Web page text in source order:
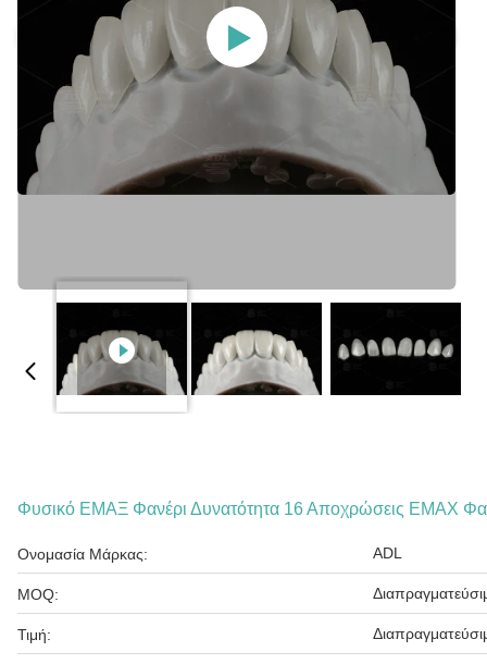
Φυσικό ΕΜΑΞ Φανέρι Δυνατότητα 16 Αποχρώσεις ΕΜΑΧ
Ονομασία Μάρκας: ADL
MOQ:
Τιμή: